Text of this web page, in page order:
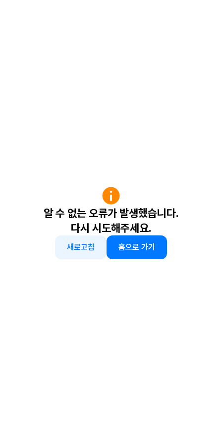
알 수 없는 오류가 발생했습니다.
다시 시도해주세요.
새로고침 홈으로 가기